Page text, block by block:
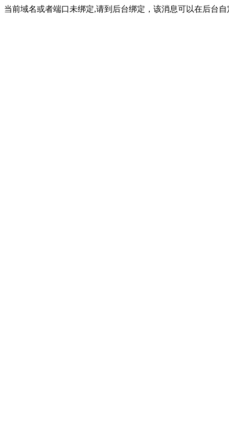
当前域名或者端口未绑定,请到后台绑定，该消息可以在后台自